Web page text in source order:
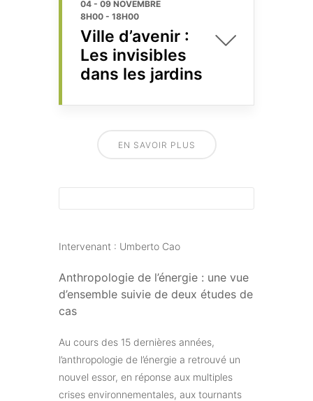
04 - 09 NOVEMBRE
8H00 - 18H00
Ville d’avenir :
Les invisibles
dans les jardins
EN SAVOIR PLUS
Intervenant : Umberto Cao
Anthropologie de l’énergie : une vue
d’ensemble suivie de deux études de
cas
Au cours des 15 dernières années,
l’anthropologie de l’énergie a retrouvé un
nouvel essor, en réponse aux multiples
crises environnementales, aux tournants